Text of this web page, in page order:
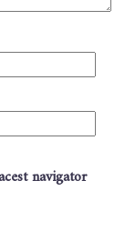
navigator